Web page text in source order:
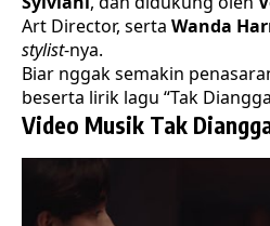
Art Director, serta Wanda
stylist-nya.
Biar nggak semakin
beserta lirik lagu “Tak
Video Musik Tak